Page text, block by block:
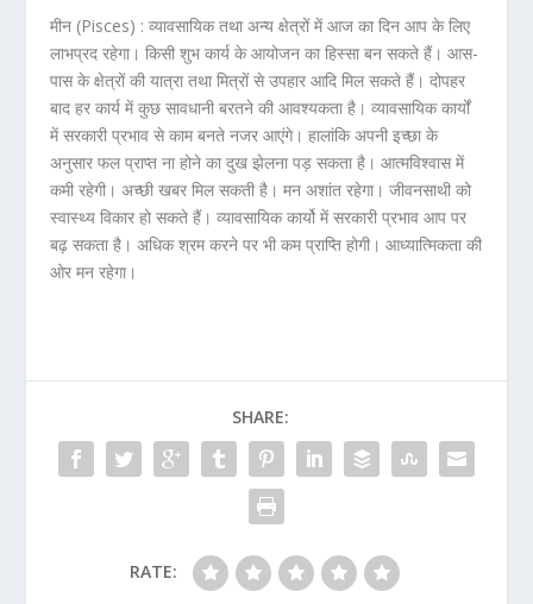
मीन (Pisces) : व्यावसायिक तथा अन्य क्षेत्रों में आज का दिन आप के लिए
लाभप्रद रहेगा। किसी शुभ कार्य के आयोजन का हिस्सा बन सकते हैं। आस-
पास के क्षेत्रों की यात्रा तथा मित्रों से उपहार आदि मिल सकते हैं। दोपहर
बाद हर कार्य में कुछ सावधानी बरतने की आवश्यकता है। व्यावसायिक कार्यों
में सरकारी प्रभाव से काम बनते नजर आएंगे। हालांकि अपनी इच्छा के
अनुसार फल प्राप्त ना होने का दुख झेलना पड़ सकता है। आत्मविश्वास में
कमी रहेगी। अच्छी खबर मिल सकती है। मन अशांत रहेगा। जीवनसाथी को
स्‍वास्थ्य विकार हो सकते हैं। व्यावसायिक कार्यो में सरकारी प्रभाव आप पर
बढ़ सकता है। अधिक श्रम करने पर भी कम प्राप्ति होगी। आध्यात्मिकता की
ओर मन रहेगा।
SHARE:
RATE: